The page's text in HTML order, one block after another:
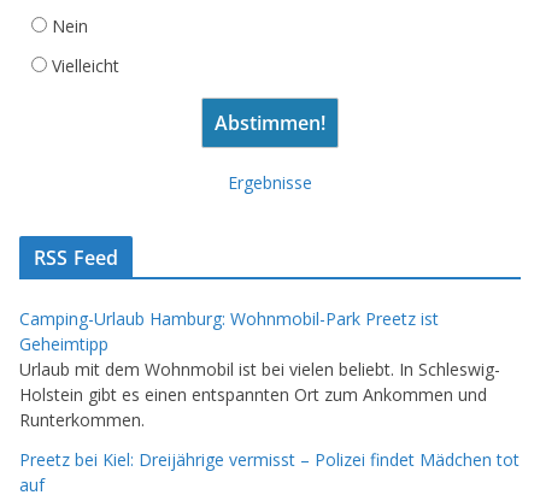
Nein
Vielleicht
Ergebnisse
RSS Feed
Camping-Urlaub Hamburg: Wohnmobil-Park Preetz ist
Geheimtipp
Urlaub mit dem Wohnmobil ist bei vielen beliebt. In Schleswig-
Holstein gibt es einen entspannten Ort zum Ankommen und
Runterkommen.
Preetz bei Kiel: Dreijährige vermisst – Polizei findet Mädchen tot
auf